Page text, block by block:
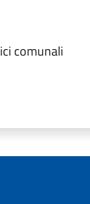
comunali